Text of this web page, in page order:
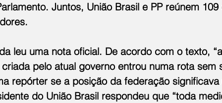
Juntos, União Brasil e PP reúnem
leu uma nota oficial. De acordo com o texto,
pelo atual governo entrou numa rota sem
repórter se a posição da federação
do União Brasil respondeu que “toda